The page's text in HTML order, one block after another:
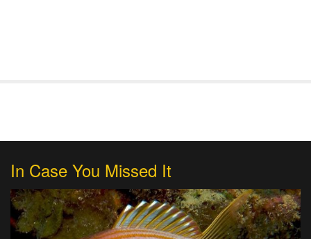
In Case You Missed It